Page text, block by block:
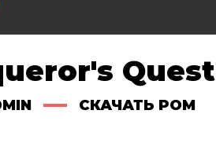
Quest
СКАЧАТЬ РОМ